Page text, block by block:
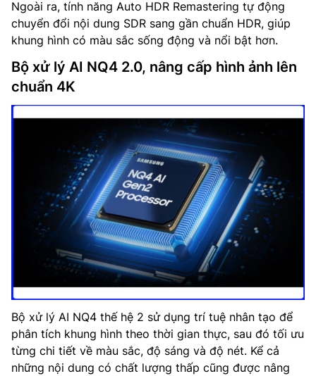
Ngoài ra, tính năng Auto HDR Remastering tự động
chuyển đổi nội dung SDR sang gần chuẩn HDR, giúp
khung hình có màu sắc sống động và nổi bật hơn.
Bộ xử lý AI NQ4 2.0, nâng cấp hình ảnh lên
chuẩn 4K
Bộ xử lý AI NQ4 thế hệ 2 sử dụng trí tuệ nhân tạo để
phân tích khung hình theo thời gian thực, sau đó tối ưu
từng chi tiết về màu sắc, độ sáng và độ nét. Kể cả
những nội dung có chất lượng thấp cũng được nâng